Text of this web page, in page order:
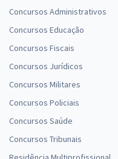
Concursos Administrativos
Concursos Educação
Concursos Fiscais
Concursos Jurídicos
Concursos Militares
Concursos Policiais
Concursos Saúde
Concursos Tribunais